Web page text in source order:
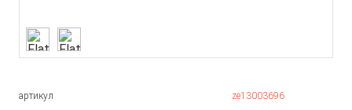
артикул ze13003696